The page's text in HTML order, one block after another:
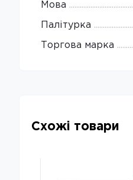
Мова
Палітурка
Торгова марка
Схожі товари